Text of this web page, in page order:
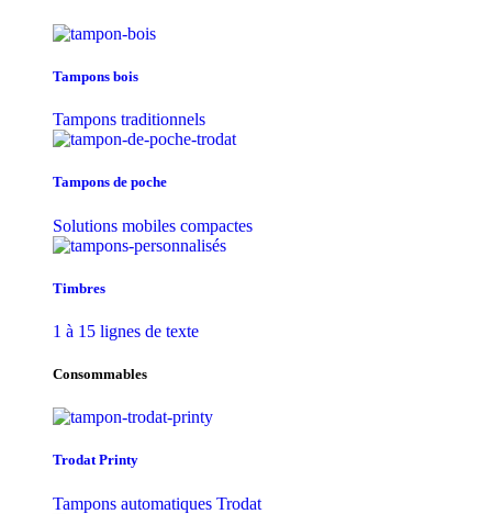
Tampons bois
Tampons traditionnels
Tampons de poche
Solutions mobiles compactes
Timbres
1 à 15 lignes de texte
Consommables
Trodat Printy
Tampons automatiques Trodat